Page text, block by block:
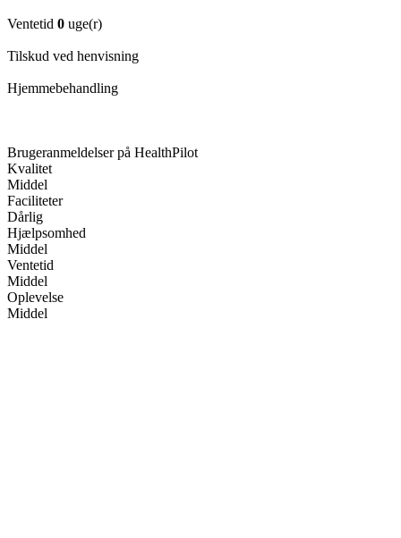
Ventetid 0 uge(r)
Tilskud ved henvisning
Hjemmebehandling
Brugeranmeldelser på HealthPilot
Kvalitet
Middel
Faciliteter
Dårlig
Hjælpsomhed
Middel
Ventetid
Middel
Oplevelse
Middel